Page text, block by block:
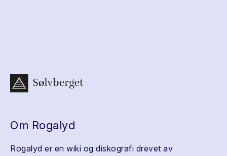
Om Rogalyd
Rogalyd er en wiki og diskografi drevet av